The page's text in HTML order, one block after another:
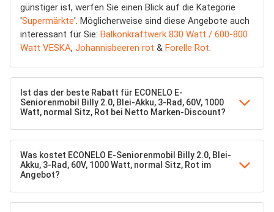
günstiger ist, werfen Sie einen Blick auf die Kategorie
'Supermärkte'. Möglicherweise sind diese Angebote auch
interessant für Sie: Balkonkraftwerk 830 Watt / 600-800
Watt VESKA, Johannisbeeren rot & Forelle Rot.
Ist das der beste Rabatt für ECONELO E-
Seniorenmobil Billy 2.0, Blei-Akku, 3-Rad, 60V, 1000
Watt, normal Sitz, Rot bei Netto Marken-Discount?
Was kostet ECONELO E-Seniorenmobil Billy 2.0, Blei-
Akku, 3-Rad, 60V, 1000 Watt, normal Sitz, Rot im
Angebot?